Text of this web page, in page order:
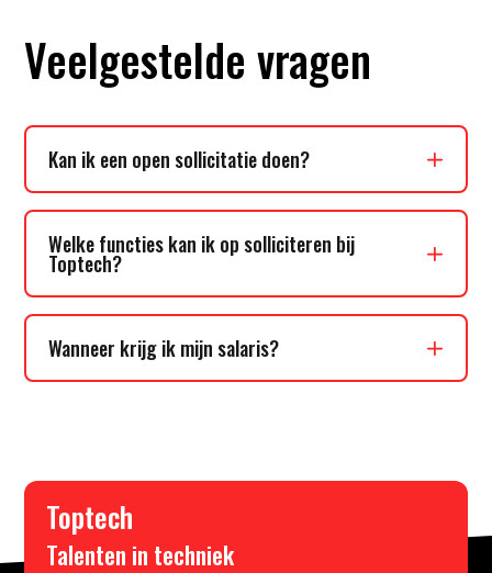
Veelgestelde vragen
Kan ik een open sollicitatie doen?
Welke functies kan ik op solliciteren bij
Toptech?
Wanneer krijg ik mijn salaris?
Toptech
Talenten in techniek